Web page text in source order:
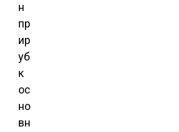
н
пр
ир
уб
к
ос
но
вн